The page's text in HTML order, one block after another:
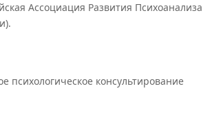
Ассоциация Развития Психоанализа
психологическое консультирование